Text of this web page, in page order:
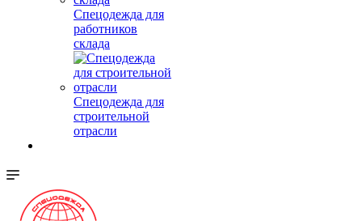
Спецодежда для
работников
склада
Спецодежда для
строительной
отрасли